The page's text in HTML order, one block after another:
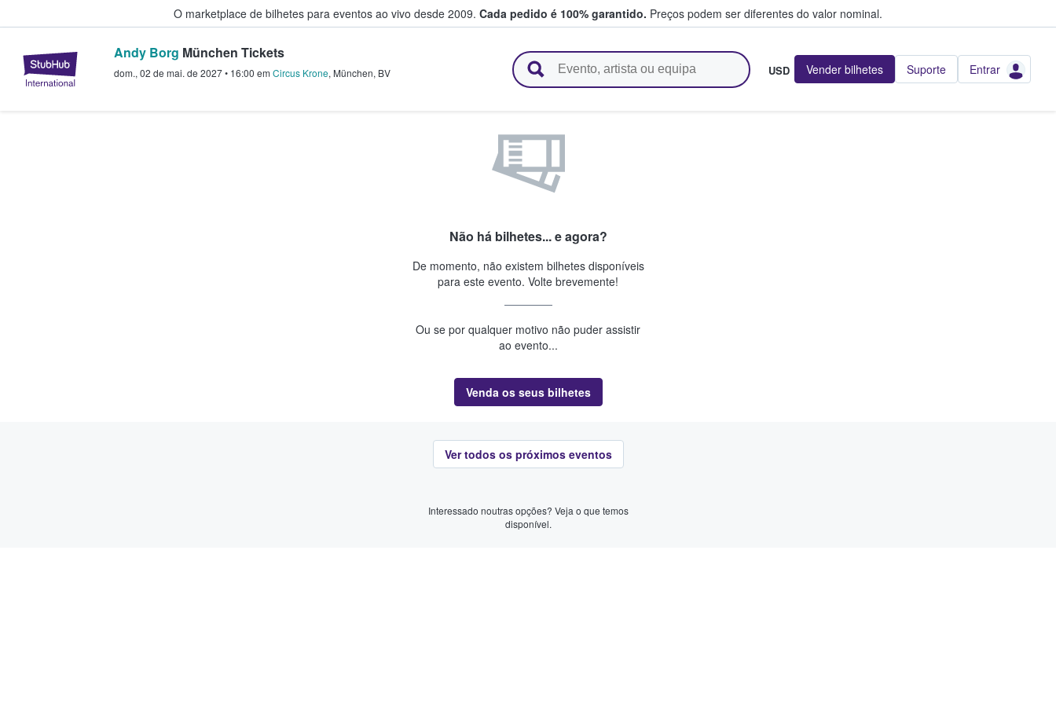
O marketplace de bilhetes para eventos ao vivo desde 2009. Cada pedido é 100% garantido. Preços podem ser diferentes do valor nominal.
StubHub – onde os fãs compram e vendem bilhetes
Andy Borg München Tickets
dom., 02 de mai. de 2027• 16:00 em Circus Krone, München, BV USD Vender bilhetes Suporte Entrar
Não há bilhetes... e agora?
De momento, não existem bilhetes disponíveis
para este evento. Volte brevemente!
Ou se por qualquer motivo não puder assistir
ao evento...
Venda os seus bilhetes
Ver todos os próximos eventos
Interessado noutras opções? Veja o que temos
disponível.